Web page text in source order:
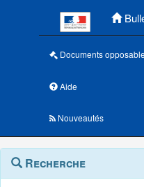
Documents
Aide
Nouveautés
Navigation
outils
Menu
contextuel
Recherche